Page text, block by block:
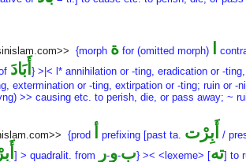
{morph ةfor (omitted morph)
أَبَادَ } >|< l* annihilation or -ting, eradication or -ting,
extermination or -ting, extirpation or -ting; ruin or -
>> causing etc. to perish, die, or pass away; ~
{prod prefixing [past ta. أَبِرْت /
] > quadralit. from ب-و-ر } >< <lexeme> [ته] to